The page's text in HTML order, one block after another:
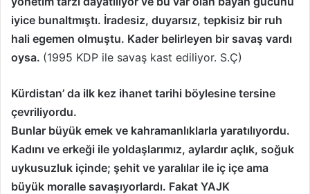
iyice bunaltmıştı. İradesiz, duyarsız, tepkisiz bir ruh
hali egemen olmuştu. Kader belirleyen bir savaş vardı
oysa. (1995 KDP ile savaş kast ediliyor. S.Ç)
Kürdistan’ da ilk kez ihanet tarihi böylesine tersine
çevriliyordu.
Bunlar büyük emek ve kahramanlıklarla yaratılıyordu.
Kadını ve erkeği ile yoldaşlarımız, aylardır açlık, soğuk
uykusuzluk içinde; şehit ve yaralılar ile iç içe ama
büyük moralle savaşıyorlardı. Fakat YAJK